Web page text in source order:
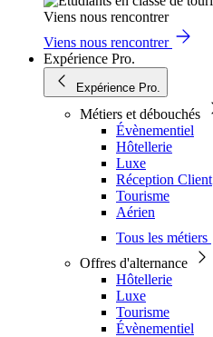
Viens nous rencontrer
Viens nous rencontrer
Expérience Pro.
Expérience Pro.
Métiers et débouchés
Évènementiel
Hôtellerie
Luxe
Réception Client
Tourisme
Aérien
Tous les métiers
Offres d'alternance
Hôtellerie
Luxe
Tourisme
Évènementiel